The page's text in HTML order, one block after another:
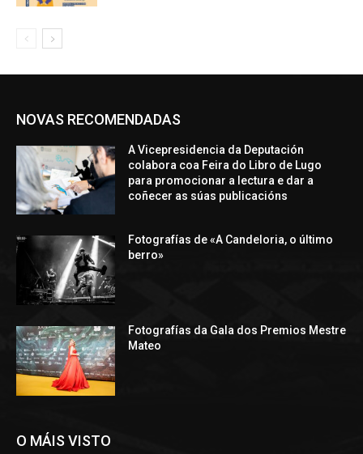
NOVAS RECOMENDADAS
A Vicepresidencia da Deputación
colabora coa Feira do Libro de Lugo
para promocionar a lectura e dar a
coñecer as súas publicacións
Fotografías de «A Candeloria, o último
berro»
Fotografías da Gala dos Premios Mestre
Mateo
O MÁIS VISTO